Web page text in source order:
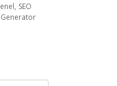
SEO